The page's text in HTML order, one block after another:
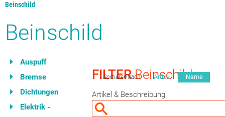
Beinschild
Beinschild
Auspuff
Bremse
Dichtungen
Elektrik -
FILTERBeinschild
Sortieren nach Artikel Name
Artikel & Beschreibung